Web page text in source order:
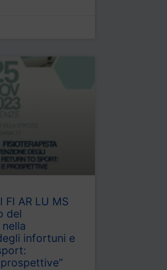
FI AR LU MS
del
infortuni e